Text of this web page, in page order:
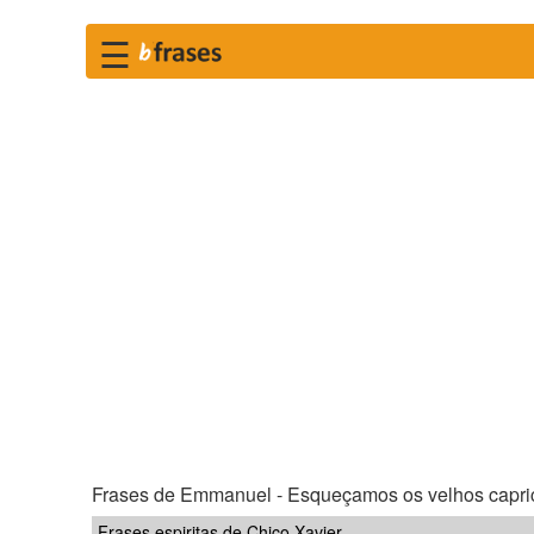
☰
Frases de Emmanuel - Esqueçamos os velhos